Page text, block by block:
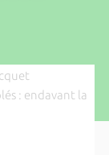
: endavant la